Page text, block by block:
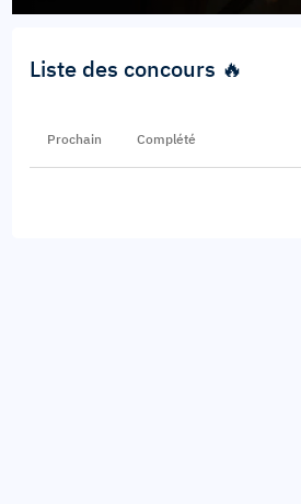
Liste des concours 🔥
Prochain Complété